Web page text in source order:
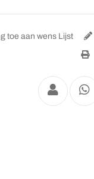
toe aan wens Lijst